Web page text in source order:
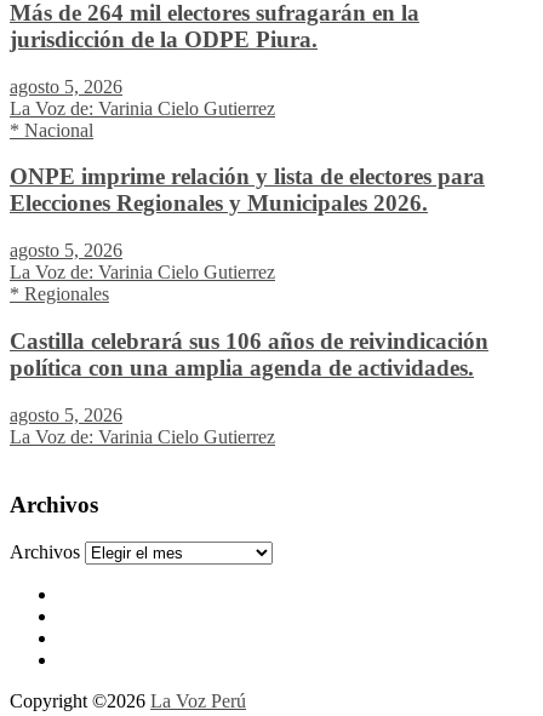
Más de 264 mil electores sufragarán en la
jurisdicción de la ODPE Piura.
agosto 5, 2026
La Voz de: Varinia Cielo Gutierrez
* Nacional
ONPE imprime relación y lista de electores para
Elecciones Regionales y Municipales 2026.
agosto 5, 2026
La Voz de: Varinia Cielo Gutierrez
* Regionales
Castilla celebrará sus 106 años de reivindicación
política con una amplia agenda de actividades.
agosto 5, 2026
La Voz de: Varinia Cielo Gutierrez
Archivos
Archivos
Copyright ©2026 La Voz Perú